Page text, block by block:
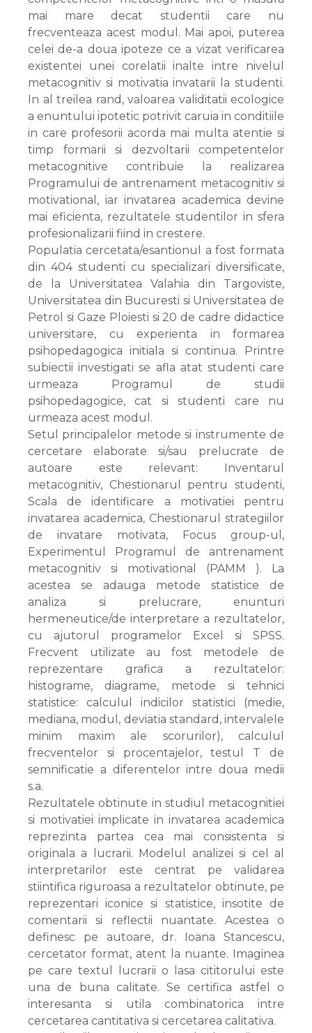
mai mare decat studentii care nu
frecventeaza acest modul. Mai apoi, puterea
celei de-a doua ipoteze ce a vizat verificarea
existentei unei corelatii inalte intre nivelul
metacognitiv si motivatia invatarii la studenti.
In al treilea rand, valoarea validitatii ecologice
a enuntului ipotetic potrivit caruia in conditiile
in care profesorii acorda mai multa atentie si
timp formarii si dezvoltarii competentelor
metacognitive contribuie la realizarea
Programului de antrenament metacognitiv si
motivational, iar invatarea academica devine
mai eficienta, rezultatele studentilor in sfera
profesionalizarii fiind in crestere.
Populatia cercetata/esantionul a fost formata
din 404 studenti cu specializari diversificate,
de la Universitatea Valahia din Targoviste,
Universitatea din Bucuresti si Universitatea de
Petrol si Gaze Ploiesti si 20 de cadre didactice
universitare, cu experienta in formarea
psihopedagogica initiala si continua. Printre
subiectii investigati se afla atat studenti care
urmeaza Programul de studii
psihopedagogice, cat si studenti care nu
urmeaza acest modul.
Setul principalelor metode si instrumente de
cercetare elaborate si/sau prelucrate de
autoare este relevant: Inventarul
metacognitiv, Chestionarul pentru studenti,
Scala de identificare a motivatiei pentru
invatarea academica, Chestionarul strategiilor
de invatare motivata, Focus group-ul,
Experimentul Programul de antrenament
metacognitiv si motivational (PAMM ). La
acestea se adauga metode statistice de
analiza si prelucrare, enunturi
hermeneutice/de interpretare a rezultatelor,
cu ajutorul programelor Excel si SPSS.
Frecvent utilizate au fost metodele de
reprezentare grafica a rezultatelor:
histograme, diagrame, metode si tehnici
statistice: calculul indicilor statistici (medie,
mediana, modul, deviatia standard, intervalele
minim maxim ale scorurilor), calculul
frecventelor si procentajelor, testul T de
semnificatie a diferentelor intre doua medii
s.a.
Rezultatele obtinute in studiul metacognitiei
si motivatiei implicate in invatarea academica
reprezinta partea cea mai consistenta si
originala a lucrarii. Modelul analizei si cel al
interpretarilor este centrat pe validarea
stiintifica riguroasa a rezultatelor obtinute, pe
reprezentari iconice si statistice, insotite de
comentarii si reflectii nuantate. Acestea o
definesc pe autoare, dr. Ioana Stancescu,
cercetator format, atent la nuante. Imaginea
pe care textul lucrarii o lasa cititorului este
una de buna calitate. Se certifica astfel o
interesanta si utila combinatorica intre
cercetarea cantitativa si cercetarea calitativa.